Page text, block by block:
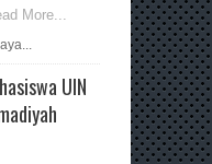
More...
UIN